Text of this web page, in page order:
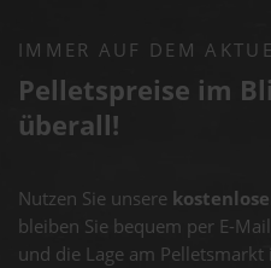
IMMER AUF DEM
Pelletspreise im
überall!
Nutzen Sie unsere
bleiben Sie bequem per E-
und die Lage am